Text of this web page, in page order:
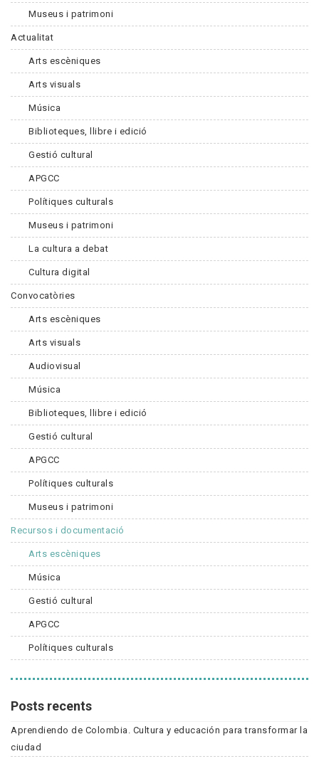
Museus i patrimoni
Actualitat
Arts escèniques
Arts visuals
Música
Biblioteques, llibre i edició
Gestió cultural
APGCC
Polítiques culturals
Museus i patrimoni
La cultura a debat
Cultura digital
Convocatòries
Arts escèniques
Arts visuals
Audiovisual
Música
Biblioteques, llibre i edició
Gestió cultural
APGCC
Polítiques culturals
Museus i patrimoni
Recursos i documentació
Arts escèniques
Música
Gestió cultural
APGCC
Polítiques culturals
Posts recents
Aprendiendo de Colombia. Cultura y educación para transformar la
ciudad